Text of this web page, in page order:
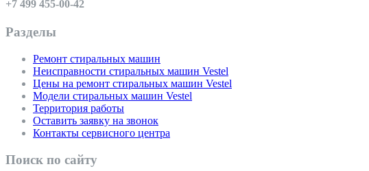
+7 499 455-00-42
Разделы
Ремонт стиральных машин
Неисправности стиральных машин Vestel
Цены на ремонт стиральных машин Vestel
Модели стиральных машин Vestel
Территория работы
Оставить заявку на звонок
Контакты сервисного центра
Поиск по сайту